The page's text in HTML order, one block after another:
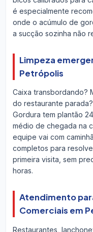
é especialmente
onde o acúmulo de
a sucção sozinha não
Limpeza
Petrópolis
Caixa transbordando?
do restaurante
Gordura tem plantão
médio de chegada na
equipe vai com
completos para
primeira visita, sem
horas.
Atendimento
Comerciais em
Restaurantes,